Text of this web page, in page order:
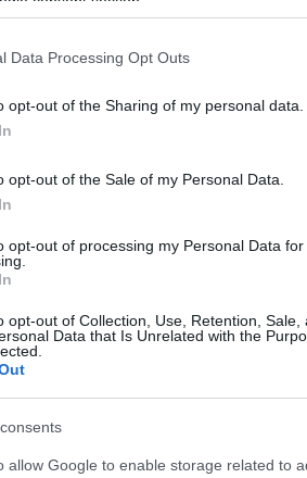
Data Processing Opt Outs
opt-out of the Sharing of my personal data.
opt-out of the Sale of my Personal Data.
opt-out of processing my Personal Data for
opt-out of Collection, Use, Retention, Sale,
Data that Is Unrelated with the
allow Google to enable storage related to
könyvön dolgozni. A történethez
hamisnak bizonyult tanúvallomás
sőt, még az a gyanú is
a vádat ejtették. A könyv egyébként
megfilmesítési jogait, több mint 50
Preston és Spezi állítólag
Kiszivárgott hírek szerint Cruise
hogy vállal-e szerepet a filmben.
választja, még egy színészre lesz
Al Pacinót tartaná
különböző nevek,
is. Spezi elmondta,
tartozó személlyel készített